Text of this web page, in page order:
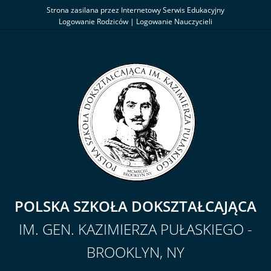
Strona zasilana przez Internetowy Serwis Edukacyjny
Logowanie Rodziców | Logowanie Nauczycieli
POLSKA SZKOŁA DOKSZTAŁCAJĄCA
IM. GEN. KAZIMIERZA PUŁASKIEGO -
BROOKLYN, NY